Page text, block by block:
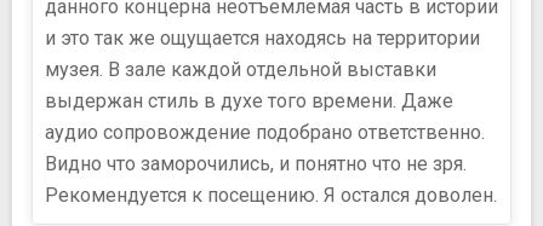
данного концерна неотъемлемая часть в истории
и это так же ощущается находясь на территории
музея. В зале каждой отдельной выставки
выдержан стиль в духе того времени. Даже
аудио сопровождение подобрано ответственно.
Видно что заморочились, и понятно что не зря.
Рекомендуется к посещению. Я остался доволен.